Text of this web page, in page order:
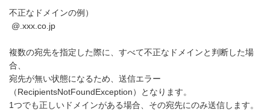
不正なドメインの例）
@.xxx.co.jp
複数の宛先を指定した際に、すべて不正なドメインと判断した場
合、
宛先が無い状態になるため、送信エラー
（RecipientsNotFoundException）となります。
1つでも正しいドメインがある場合、その宛先にのみ送信します。